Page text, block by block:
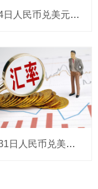
8月4日人民币兑美元中间价报6.7917，下调19个基点
7月31日人民币兑美元中间价报6.7894，下调2个基点